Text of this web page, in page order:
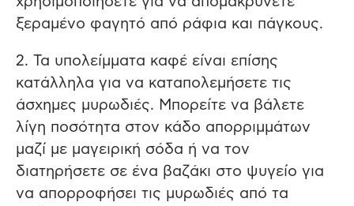
ξεραμένο φαγητό από ράφια και πάγκους.
2. Τα υπολείμματα καφέ είναι επίσης
κατάλληλα για να καταπολεμήσετε τις
άσχημες μυρωδιές. Μπορείτε να βάλετε
λίγη ποσότητα στον κάδο απορριμμάτων
μαζί με μαγειρική σόδα ή να τον
διατηρήσετε σε ένα βαζάκι στο ψυγείο για
να απορροφήσει τις μυρωδιές από τα